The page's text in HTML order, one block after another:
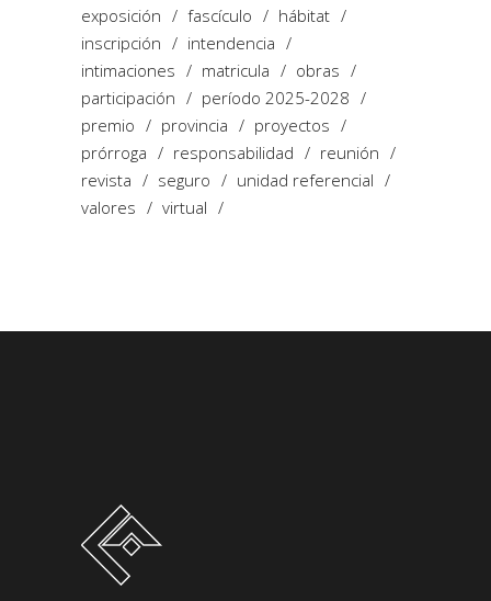
exposición
fascículo
hábitat
inscripción
intendencia
intimaciones
matricula
obras
participación
período 2025-2028
premio
provincia
proyectos
prórroga
responsabilidad
reunión
revista
seguro
unidad referencial
valores
virtual